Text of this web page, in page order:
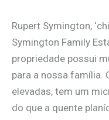
Rupert Symington,
Symington Family
propriedade possui
para a nossa família.
elevadas, tem um
do que a quente